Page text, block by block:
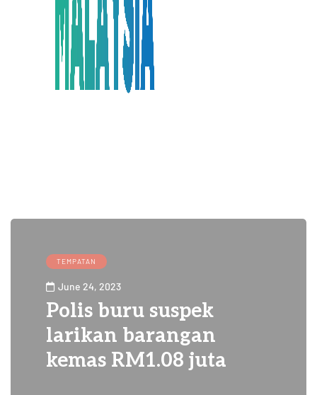
TEMPATAN
June 24, 2023
Polis buru suspek
larikan barangan
kemas RM1.08 juta